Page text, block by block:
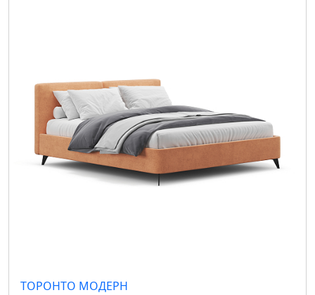
ТОРОНТО МОДЕРН